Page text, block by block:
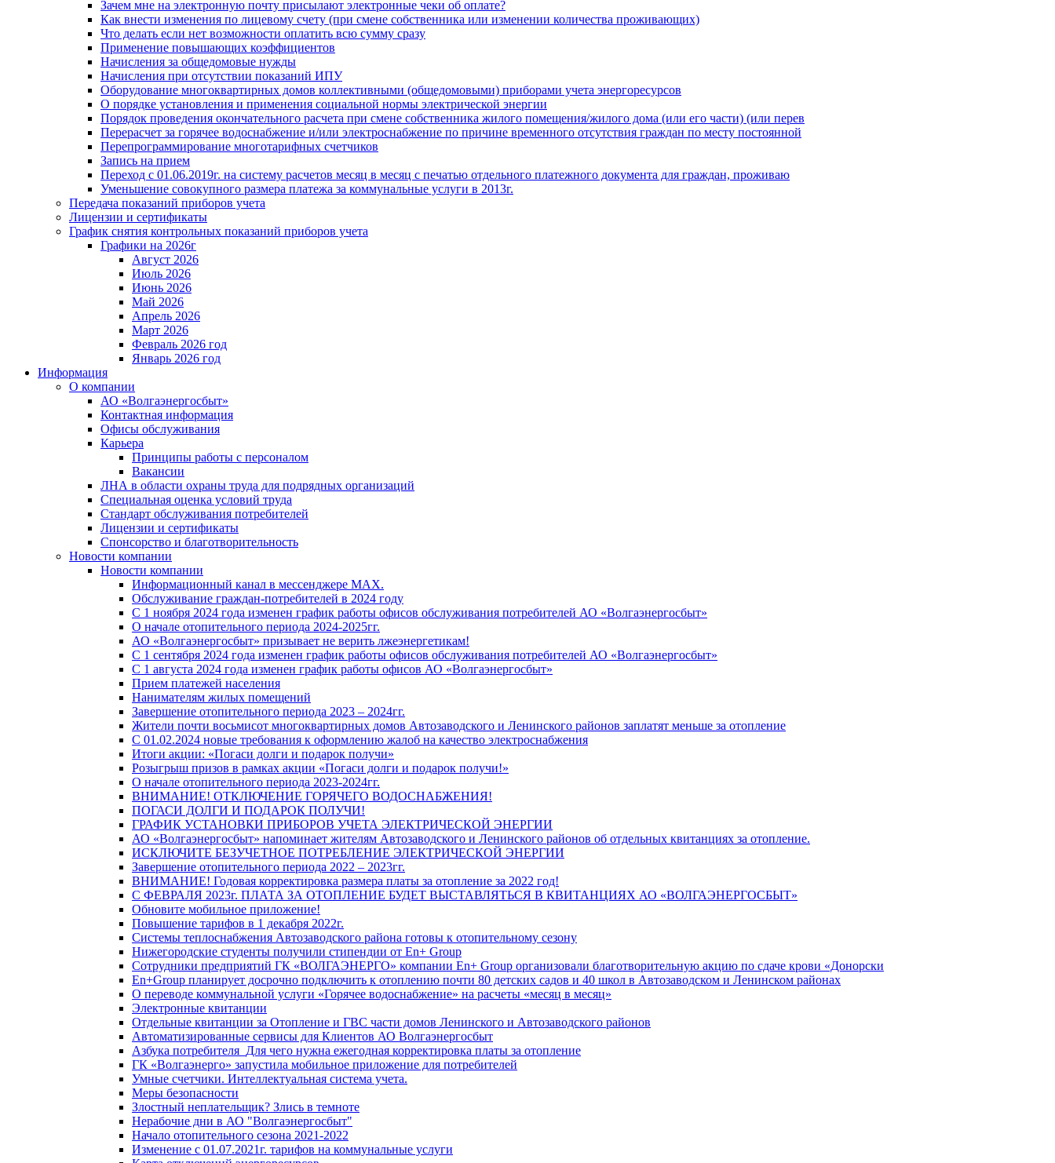
Зачем мне на электронную почту присылают электронные чеки об оплате?
Как внести изменения по лицевому счету (при смене собственника или изменении количества проживающих)
Что делать если нет возможности оплатить всю сумму сразу
Применение повышающих коэффициентов
Начисления за общедомовые нужды
Начисления при отсутствии показаний ИПУ
Оборудование многоквартирных домов коллективными (общедомовыми) приборами учета энергоресурсов
О порядке установления и применения социальной нормы электрической энергии
Порядок проведения окончательного расчета при смене собственника жилого помещения/жилого дома (или его части) (или перев
Перерасчет за горячее водоснабжение и/или электроснабжение по причине временного отсутствия граждан по месту постоянной
Перепрограммирование многотарифных счетчиков
Запись на прием
Переход с 01.06.2019г. на систему расчетов месяц в месяц с печатью отдельного платежного документа для граждан, проживаю
Уменьшение совокупного размера платежа за коммунальные услуги в 2013г.
Передача показаний приборов учета
Лицензии и сертификаты
График снятия контрольных показаний приборов учета
Графики на 2026г
Август 2026
Июль 2026
Июнь 2026
Май 2026
Апрель 2026
Март 2026
Февраль 2026 год
Январь 2026 год
Информация
О компании
АО «Волгаэнергосбыт»
Контактная информация
Офисы обслуживания
Карьера
Принципы работы с персоналом
Вакансии
ЛНА в области охраны труда для подрядных организаций
Специальная оценка условий труда
Стандарт обслуживания потребителей
Лицензии и сертификаты
Спонсорство и благотворительность
Новости компании
Новости компании
Информационный канал в мессенджере MAX.
Обслуживание граждан-потребителей в 2024 году
С 1 ноября 2024 года изменен график работы офисов обслуживания потребителей АО «Волгаэнергосбыт»
О начале отопительного периода 2024-2025гг.
АО «Волгаэнергосбыт» призывает не верить лжеэнергетикам!
С 1 сентября 2024 года изменен график работы офисов обслуживания потребителей АО «Волгаэнергосбыт»
С 1 августа 2024 года изменен график работы офисов АО «Волгаэнергосбыт»
Прием платежей населения
Нанимателям жилых помещений
Завершение отопительного периода 2023 – 2024гг.
Жители почти восьмисот многоквартирных домов Автозаводского и Ленинского районов заплатят меньше за отопление
С 01.02.2024 новые требования к оформлению жалоб на качество электроснабжения
Итоги акции: «Погаси долги и подарок получи»
Розыгрыш призов в рамках акции «Погаси долги и подарок получи!»
О начале отопительного периода 2023-2024гг.
ВНИМАНИЕ! ОТКЛЮЧЕНИЕ ГОРЯЧЕГО ВОДОСНАБЖЕНИЯ!
ПОГАСИ ДОЛГИ И ПОДАРОК ПОЛУЧИ!
ГРАФИК УСТАНОВКИ ПРИБОРОВ УЧЕТА ЭЛЕКТРИЧЕСКОЙ ЭНЕРГИИ
АО «Волгаэнергосбыт» напоминает жителям Автозаводского и Ленинского районов об отдельных квитанциях за отопление.
ИСКЛЮЧИТЕ БЕЗУЧЕТНОЕ ПОТРЕБЛЕНИЕ ЭЛЕКТРИЧЕСКОЙ ЭНЕРГИИ
Завершение отопительного периода 2022 – 2023гг.
ВНИМАНИЕ! Годовая корректировка размера платы за отопление за 2022 год!
С ФЕВРАЛЯ 2023г. ПЛАТА ЗА ОТОПЛЕНИЕ БУДЕТ ВЫСТАВЛЯТЬСЯ В КВИТАНЦИЯХ АО «ВОЛГАЭНЕРГОСБЫТ»
Обновите мобильное приложение!
Повышение тарифов в 1 декабря 2022г.
Системы теплоснабжения Автозаводского района готовы к отопительному сезону
Нижегородские студенты получили стипендии от En+ Group
Сотрудники предприятий ГК «ВОЛГАЭНЕРГО» компании En+ Group организовали благотворительную акцию по сдаче крови «Донорски
En+Group планирует досрочно подключить к отоплению почти 80 детских садов и 40 школ в Автозаводском и Ленинском районах
О переводе коммунальной услуги «Горячее водоснабжение» на расчеты «месяц в месяц»
Электронные квитанции
Отдельные квитанции за Отопление и ГВС части домов Ленинского и Автозаводского районов
Автоматизированные сервисы для Клиентов АО Волгаэнергосбыт
Азбука потребителя_Для чего нужна ежегодная корректировка платы за отопление
ГК «Волгаэнерго» запустила мобильное приложение для потребителей
Умные счетчики. Интеллектуальная система учета.
Меры безопасности
Злостный неплательщик? Злись в темноте
Нерабочие дни в АО "Волгаэнергосбыт"
Начало отопительного сезона 2021-2022
Изменение с 01.07.2021г. тарифов на коммунальные услуги